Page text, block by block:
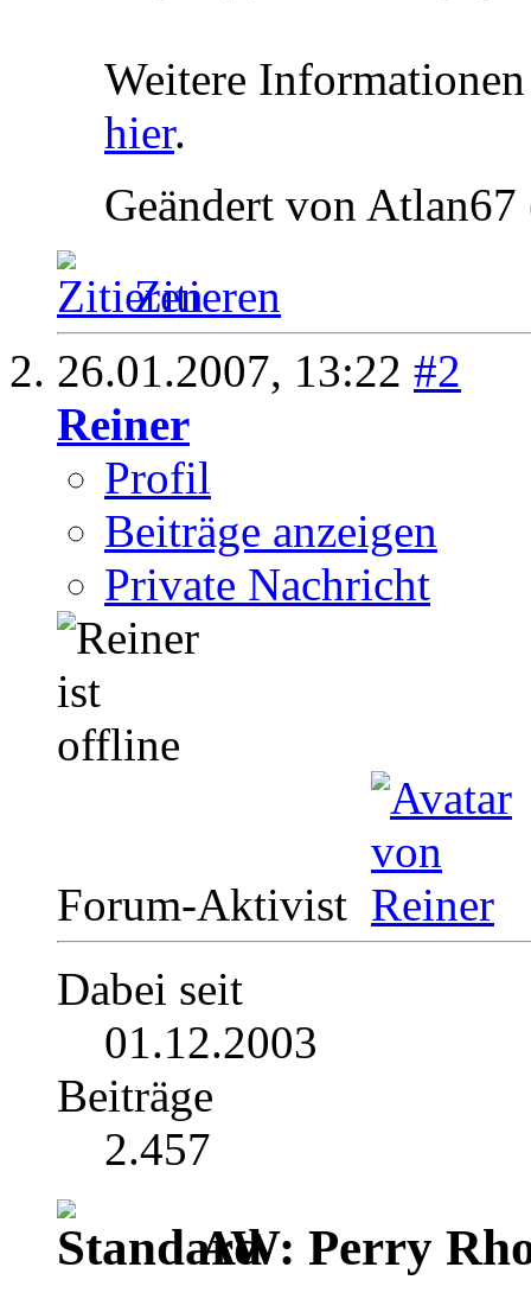
Weitere
hier.
Geändert von
Zitieren
26.01.2007, 13:22 #2
Reiner
Profil
Beiträge anzeigen
Private Nachricht
Forum-Aktivist
Dabei seit
01.12.2003
Beiträge
2.457
AW: Perry